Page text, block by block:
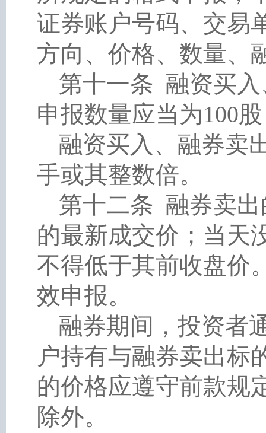
证券账户号码、交易
方向、价格、数量、
第十一条 融资买
申报数量应当为100
融资买入、融券卖
手或其整数倍。
第十二条 融券卖
的最新成交价；当天
不得低于其前收盘价
效申报。
融券期间，投资者
户持有与融券卖出标
的价格应遵守前款规
除外。